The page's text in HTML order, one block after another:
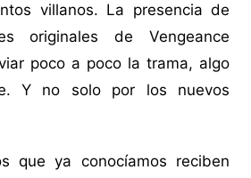
villanos. La presencia de
originales de Vengeance
poco a poco la trama, algo
Y no solo por los nuevos
que ya conocíamos reciben